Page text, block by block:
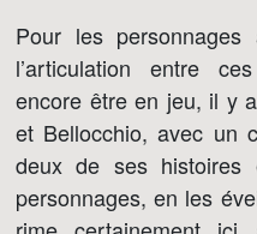
Pour les
l’articulation entre
encore être en jeu, il y
et Bellocchio, avec un
deux de ses
personnages, en les